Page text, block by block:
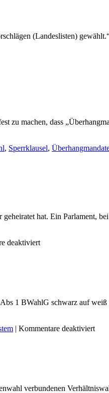
(Landeslisten)
zu machen, dass
, Sperrklausel,
hat. Ein Parlament,
deaktiviertfür
15 Abs 1 BWahlG schwarz
| Kommentare deaktiviertfür
verbundenen